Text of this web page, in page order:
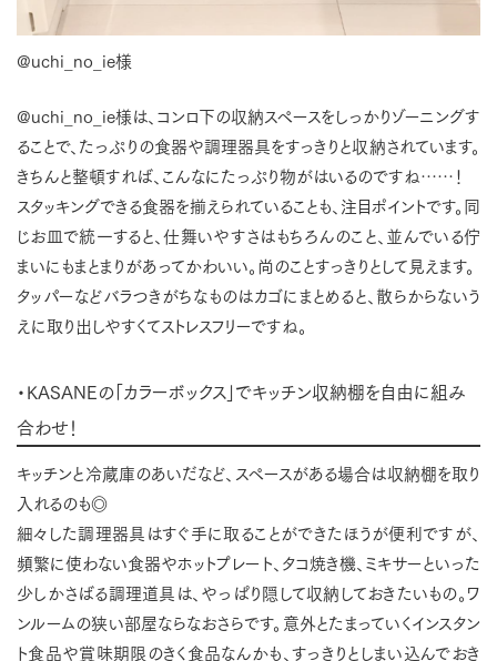
@uchi_no_ie様
@uchi_no_ie様は、コンロ下の収納スペースをしっかりゾーニングす
ることで、たっぷりの食器や調理器具をすっきりと収納されています。
きちんと整頓すれば、こんなにたっぷり物がはいるのですね……！
スタッキングできる食器を揃えられていることも、注目ポイントです。同
じお皿で統一すると、仕舞いやすさはもちろんのこと、並んでいる佇
まいにもまとまりがあってかわいい。尚のことすっきりとして見えます。
タッパーなどバラつきがちなものはカゴにまとめると、散らからないう
えに取り出しやすくてストレスフリーですね。
・KASANEの「カラーボックス」でキッチン収納棚を自由に組み
合わせ！
キッチンと冷蔵庫のあいだなど、スペースがある場合は収納棚を取り
入れるのも◎
細々した調理器具はすぐ手に取ることができたほうが便利ですが、
頻繁に使わない食器やホットプレート、タコ焼き機、ミキサーといった
少しかさばる調理道具は、やっぱり隠して収納しておきたいもの。ワ
ンルームの狭い部屋ならなおさらです。意外とたまっていくインスタン
ト食品や賞味期限のきく食品なんかも、すっきりとしまい込んでおき